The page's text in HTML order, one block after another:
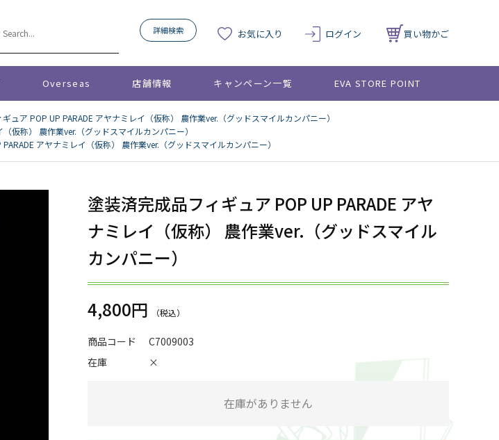
詳細検索 お気に入り ログイン 買い物かご
Overseas 店舗情報 キャンペーン一覧 EVA STORE POINT
ュア POP UP PARADE アヤナミレイ（仮称） 農作業ver.（グッドスマイルカンパニー）
仮称） 農作業ver.（グッドスマイルカンパニー）
アヤナミレイ（仮称） 農作業ver.（グッドスマイルカンパニー）
塗装済完成品フィギュア POP UP PARADE アヤ
ナミレイ（仮称） 農作業ver.（グッドスマイル
カンパニー）
4,800円
商品コード
C7009003
在庫
×
在庫がありません